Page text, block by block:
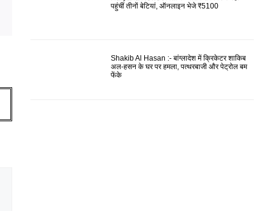
पहुंचीं तीनों बेटियां, ऑनलाइन भेजे ₹5100
Shakib Al Hasan :- बांग्लादेश में क्रिकेटर शाकिब
अल-हसन के घर पर हमला, पत्थरबाजी और पेट्रोल बम
फेंके